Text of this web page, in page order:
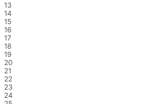
13
14
15
16
17
18
19
20
21
22
23
24